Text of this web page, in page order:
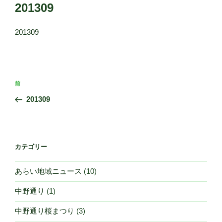
201309
201309
投
ナ
ー
シ
ョ
ン
前
の
前
201309
カテゴリー
あらい地域ニュース (10)
中野通り (1)
中野通り桜まつり (3)